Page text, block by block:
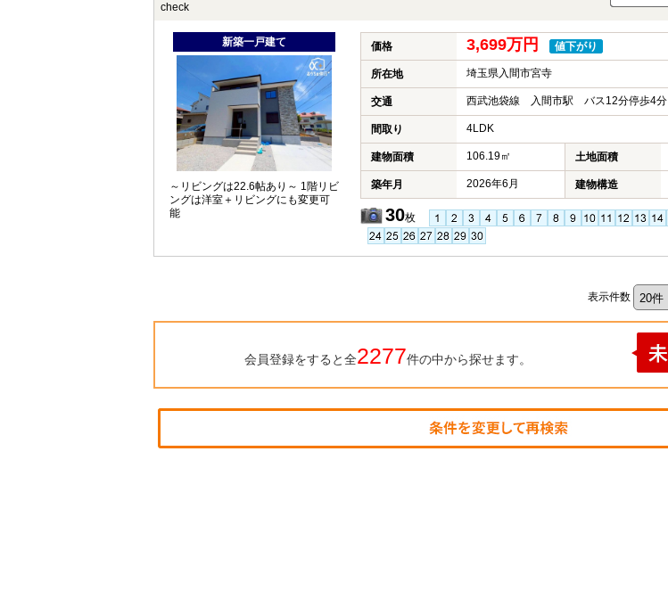
check
新築一戸建て
～リビングは22.6帖あり～ 1階リビ
ングは洋室＋リビングにも変更可
能
価格 3,699万円 値下がり
所在地 埼玉県入間市宮寺
交通 西武池袋線 入間市駅 バス12分停歩4分
間取り 4LDK
建物面積 106.19㎡ 土地面積
築年月 2026年6月 建物構造
30枚
表示件数
会員登録をすると全2277件の中から探せます。